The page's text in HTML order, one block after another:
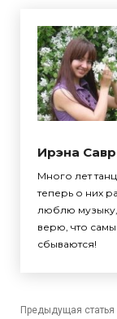
Ирэна
Много лет
теперь о них
люблю музыку,
верю, что
сбываются!
Предыдущая статья